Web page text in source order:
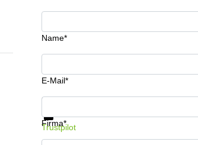
Name*
E-Mail*
Firma*
Infos & Preise jetzt erhalten
Trustpilot